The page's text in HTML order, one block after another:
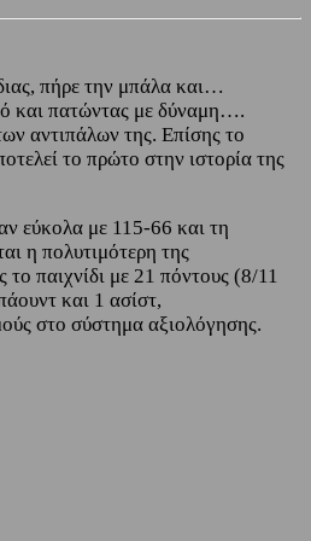
πήρε την μπάλα και…
και πατώντας με δύναμη….
αντιπάλων της. Επίσης το
το πρώτο στην ιστορία της
εύκολα με 115-66 και τη
η πολυτιμότερη της
το παιχνίδι με 21 πόντους (8/11
και 1 ασίστ,
στο σύστημα αξιολόγησης.